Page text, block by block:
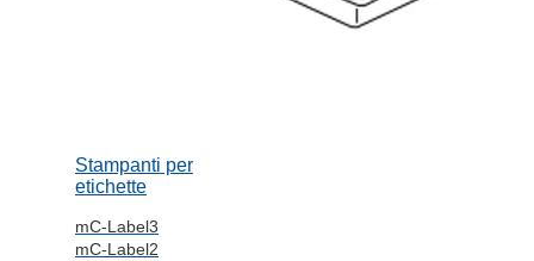
Stampanti per
etichette
mC-Label3
mC-Label2